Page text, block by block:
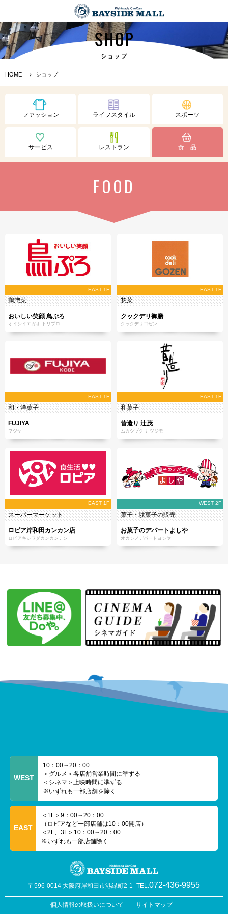
HOME ショップ
ファッション ライフスタイル スポーツ
サービス レストラン 食 品
FOOD
EAST 1F
鶏惣菜
おいしい笑顔 鳥ぷろ
オイシイエガオ トリプロ
EAST 1F
惣菜
クックデリ御膳
クックデリゴゼン
EAST 1F
和・洋菓子
FUJIYA
フジヤ
EAST 1F
和菓子
昔造り 辻茂
ムカシヅクリ ツジモ
EAST 1F
スーパーマーケット
ロピア岸和田カンカン店
ロピアキシワダカンカンテン
WEST 2F
菓子・駄菓子の販売
お菓子のデパートよしや
オカシノデパートヨシヤ
〒596-0014 大阪府岸和田市港緑町2-1 TEL. 072-436-9955
個人情報の取扱いについて サイトマップ
WEST
10：00～20：00
＜グルメ＞各店舗営業時間に準ずる
＜シネマ＞上映時間に準ずる
※いずれも一部店舗を除く
EAST
＜1F＞9：00～20：00
（ロピアなど一部店舗は10：00開店）
＜2F、3F＞10：00～20：00
※いずれも一部店舗除く